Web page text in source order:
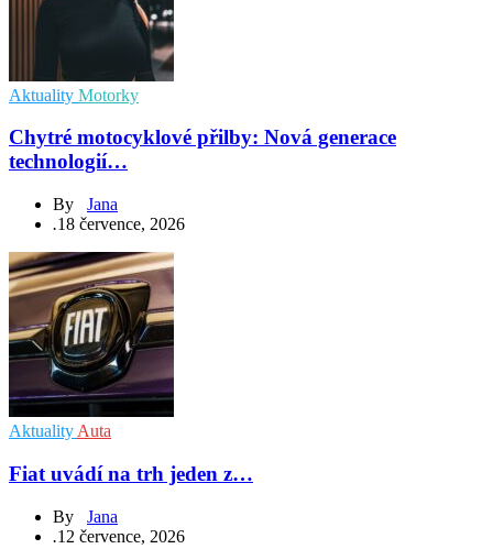
Aktuality Motorky
Chytré motocyklové přilby: Nová generace
technologií…
By Jana
.18 července, 2026
Aktuality Auta
Fiat uvádí na trh jeden z…
By Jana
.12 července, 2026